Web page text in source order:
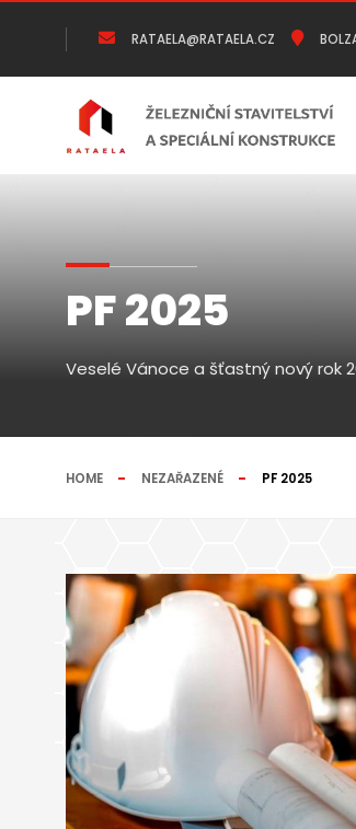
RATAELA@RATAELA.CZ
PF 2025
Veselé Vánoce a šťastný nový rok
HOME NEZAŘAZENÉ PF 2025